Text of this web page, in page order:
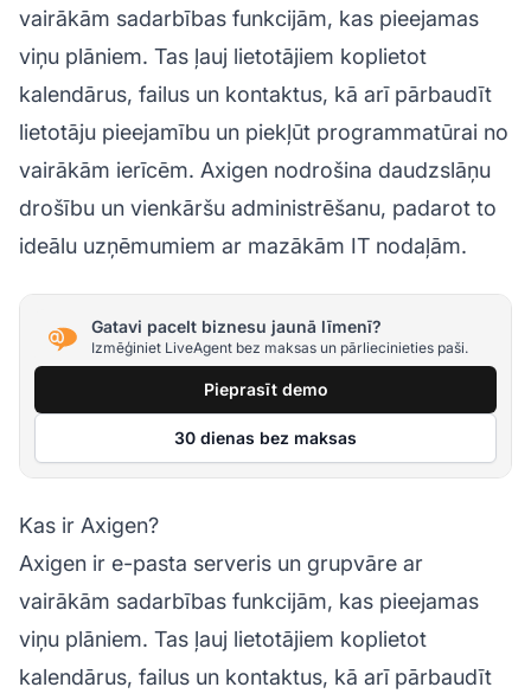
vairākām sadarbības funkcijām, kas pieejamas
viņu plāniem. Tas ļauj lietotājiem koplietot
kalendārus, failus un kontaktus, kā arī pārbaudīt
lietotāju pieejamību un piekļūt programmatūrai no
vairākām ierīcēm. Axigen nodrošina daudzslāņu
drošību un vienkāršu administrēšanu, padarot to
ideālu uzņēmumiem ar mazākām IT nodaļām.
Gatavi pacelt biznesu jaunā līmenī?
Izmēģiniet LiveAgent bez maksas un pārliecinieties paši.
Pieprasīt demo
30 dienas bez maksas
Kas ir Axigen?
Axigen ir e-pasta serveris un grupvāre ar
vairākām sadarbības funkcijām, kas pieejamas
viņu plāniem. Tas ļauj lietotājiem koplietot
kalendārus, failus un kontaktus, kā arī pārbaudīt